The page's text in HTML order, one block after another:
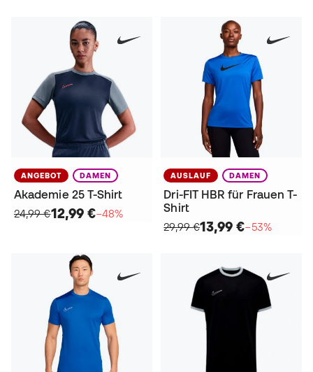
ANGEBOT DAMEN
Akademie 25 T-Shirt
24,99 €12,99 €−48%
AUSLAUF DAMEN
Dri-FIT HBR für Frauen T-
Shirt
29,99 €13,99 €−53%